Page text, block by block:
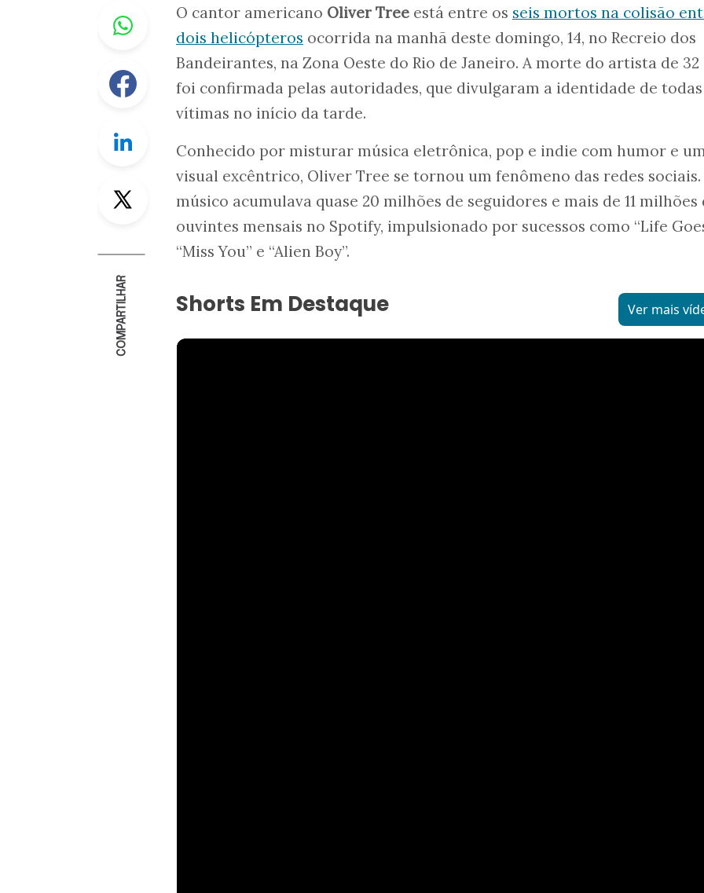
Whastapp
Facebook
Twitter
COMPARTILHAR
O cantor americano Oliver Tree está entre os seis mortos na colisão
dois helicópteros ocorrida na manhã deste domingo, 14, no Recreio dos
Bandeirantes, na Zona Oeste do Rio de Janeiro. A morte do artista de 32
foi confirmada pelas autoridades, que divulgaram a identidade de todas
vítimas no início da tarde.
Conhecido por misturar música eletrônica, pop e indie com humor e
visual excêntrico, Oliver Tree se tornou um fenômeno das redes sociais.
músico acumulava quase 20 milhões de seguidores e mais de 11 milhões
ouvintes mensais no Spotify, impulsionado por sucessos como “Life
“Miss You” e “Alien Boy”.
Shorts Em Destaque Ver mais